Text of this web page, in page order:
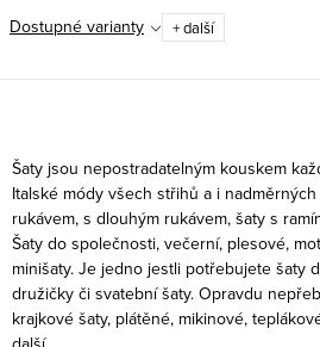
Dostupné varianty + další
v
l
á
d
a
c
Šaty jsou nepostradatelným kouskem
Italské módy všech střihů a i
rukávem, s dlouhým rukávem, šaty s
Šaty do společnosti, večerní, plesové,
minišaty. Je jedno jestli potřebujete šaty
družičky či svatební šaty. Opravdu
krajkové šaty, plátěné, mikinové,